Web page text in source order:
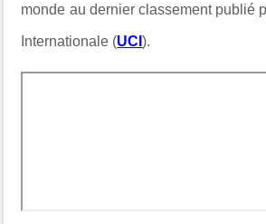
monde au dernier classement publié
Internationale (UCI).